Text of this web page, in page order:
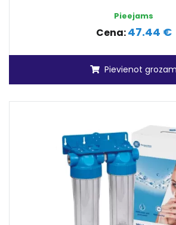
Pieejams
Cena:47.44 €
Pievienot grozam